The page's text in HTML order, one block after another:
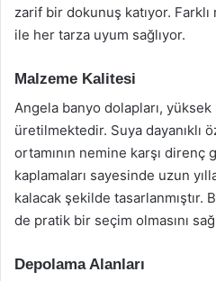
zarif bir dokunuş katıyor.
ile her tarza uyum sağlıyor.
Malzeme Kalitesi
Angela banyo dolapları,
üretilmektedir. Suya dayanıklı
ortamının nemine karşı direnç
kaplamaları sayesinde uzun
kalacak şekilde tasarlanmıştır.
de pratik bir seçim olmasını
Depolama Alanları